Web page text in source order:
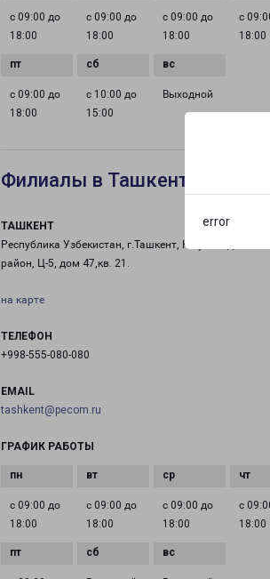
error
с 09:00 до
18:00
с 09:00 до
18:00
с 09:00 до
18:00
с
18:00
с 09:00 до
18:00
с 10:00 до
15:00
Выходной
Филиалы в Ташкенте
ТАШКЕНТ
Республика Узбекистан, г.Ташкент, Юнусабадский
район, Ц-5, дом 47,кв. 21.
на карте
ТЕЛЕФОН
+998-555-080-080
EMAIL
tashkent@pecom.ru
ГРАФИК РАБОТЫ
с 09:00 до
18:00
с 09:00 до
18:00
с 09:00 до
18:00
с
18:00